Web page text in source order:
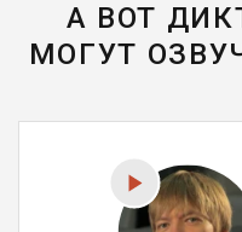
А ВОТ
МОГУТ